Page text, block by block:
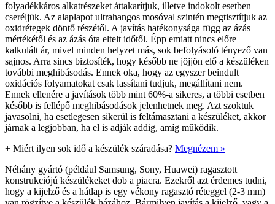
folyadékkáros alkatrészeket áttakarítjuk, illetve indokolt esetben
cseréljük. Az alaplapot ultrahangos mosóval szintén megtisztítjuk az
oxidrétegek döntő részétől. A javítás hatékonysága függ az ázás
mértékétől és az ázás óta eltelt időtől. Épp emiatt nincs előre
kalkulált ár, mivel minden helyzet más, sok befolyásoló tényező van
sajnos. Arra sincs biztosíték, hogy később ne jöjjön elő a készüléken
további meghibásodás. Ennek oka, hogy az egyszer beindult
oxidációs folyamatokat csak lassítani tudjuk, megállítani nem.
Ennek ellenére a javítások több mint 60%-a sikeres, a többi esetben
később is fellépő meghibásodások jelenhetnek meg. Azt szoktuk
javasolni, ha esetlegesen sikerül is feltámasztani a készüléket, akkor
járnak a legjobban, ha el is adják addig, amíg működik.
+ Miért ilyen sok idő a készülék száradása? Megnézem »
Néhány gyártó (például Samsung, Sony, Huawei) ragasztott
konstrukciójú készülékeket dob a piacra. Ezekről azt érdemes tudni,
hogy a kijelző és a hátlap is egy vékony ragasztó réteggel (2-3 mm)